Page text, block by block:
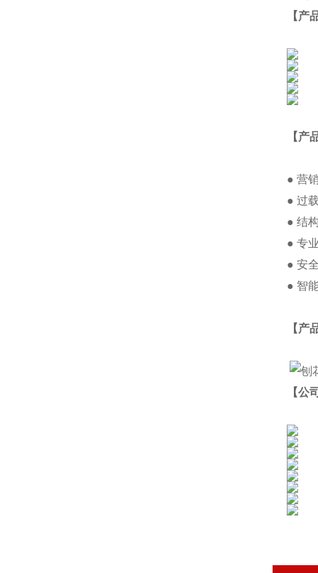
【产
【产
● 营
● 过
● 结
● 专
● 安
● 智
【产
【公